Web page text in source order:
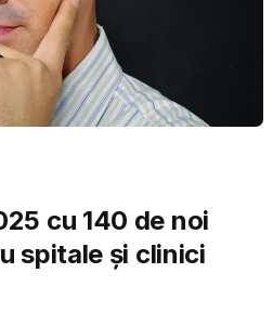
cu 140 de noi
spitale și clinici